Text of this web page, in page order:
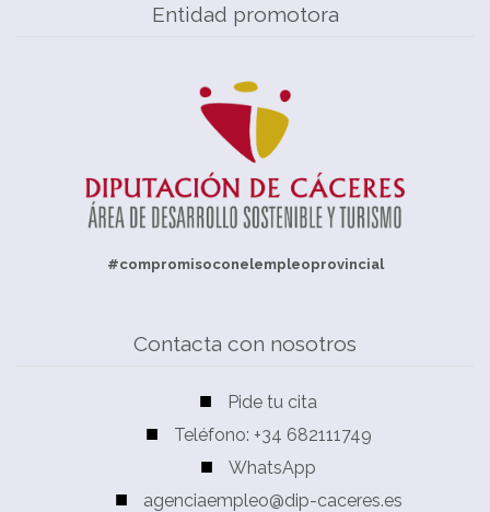
Entidad promotora
#compromisoconelempleoprovincial
Contacta con nosotros
Pide tu cita
Teléfono: +34 682111749
WhatsApp
agenciaempleo@dip-caceres.es